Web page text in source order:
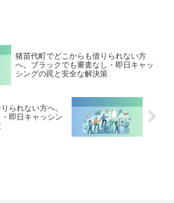
猪苗代町でどこからも借りられない方
へ。ブラックでも審査なし・即日キャッ
シングの罠と安全な解決策
られない方へ。
即日キャッシン